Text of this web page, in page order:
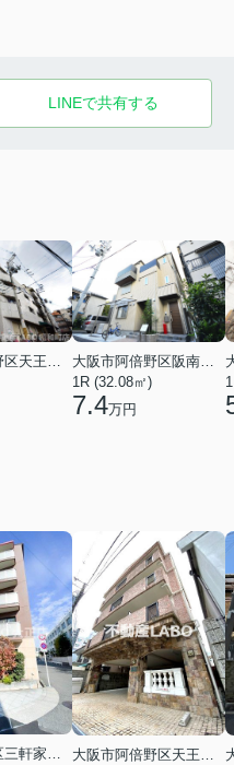
LINEで共有する
大阪市阿倍野区天王寺町南２丁目
大阪市阿倍野区阪南町１丁目
1R (32.08㎡)
7.4万円
大阪市大正区三軒家東４丁目